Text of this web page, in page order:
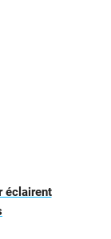
éclairent